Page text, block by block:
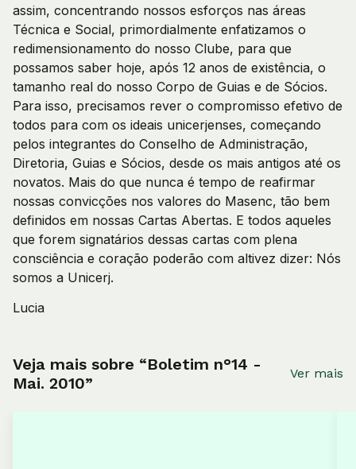
assim, concentrando nossos esforços nas áreas
Técnica e Social, primordialmente enfatizamos o
redimensionamento do nosso Clube, para que
possamos saber hoje, após 12 anos de existência, o
tamanho real do nosso Corpo de Guias e de Sócios.
Para isso, precisamos rever o compromisso efetivo de
todos para com os ideais unicerjenses, começando
pelos integrantes do Conselho de Administração,
Diretoria, Guias e Sócios, desde os mais antigos até os
novatos. Mais do que nunca é tempo de reafirmar
nossas convicções nos valores do Masenc, tão bem
definidos em nossas Cartas Abertas. E todos aqueles
que forem signatários dessas cartas com plena
consciência e coração poderão com altivez dizer: Nós
somos a Unicerj.
Lucia
Veja mais sobre “Boletim n°14 -
Mai. 2010”
Ver mais